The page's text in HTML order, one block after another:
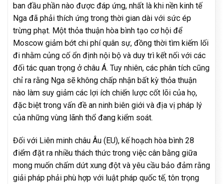
ban đầu phần nào được đáp ứng, nhất là khi nền kinh tế
Nga đã phải thích ứng trong thời gian dài với sức ép
trừng phạt. Một thỏa thuận hòa bình tạo cơ hội để
Moscow giảm bớt chi phí quân sự, đồng thời tìm kiếm lối
đi nhằm củng cố ổn định nội bộ và duy trì kết nối với các
đối tác quan trọng ở châu Á. Tuy nhiên, các phân tích cũng
chỉ ra rằng Nga sẽ không chấp nhận bất kỳ thỏa thuận
nào làm suy giảm các lợi ích chiến lược cốt lõi của họ,
đặc biệt trong vấn đề an ninh biên giới và địa vị pháp lý
của những vùng lãnh thổ đang kiểm soát.
Đối với Liên minh châu Âu (EU), kế hoạch hòa bình 28
điểm đặt ra nhiều thách thức trong việc cân bằng giữa
mong muốn chấm dứt xung đột và yêu cầu bảo đảm rằng
giải pháp phải phù hợp với luật pháp quốc tế, tôn trọng